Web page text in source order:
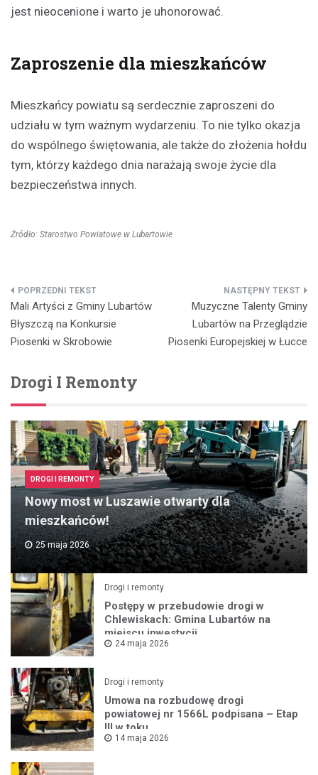
jest nieocenione i warto je uhonorować.
Zaproszenie dla mieszkańców
Mieszkańcy powiatu są serdecznie zaproszeni do
udziału w tym ważnym wydarzeniu. To nie tylko okazja
do wspólnego świętowania, ale także do złożenia hołdu
tym, którzy każdego dnia narażają swoje życie dla
bezpieczeństwa innych.
Źródło: Starostwo Powiatowe w Lubartowie
Nawigacja
wpisu
Mali Artyści z Gminy Lubartów
Błyszczą na Konkursie
Piosenki w Skrobowie
Muzyczne Talenty Gminy
Lubartów na Przeglądzie
Piosenki Europejskiej w Łucce
Drogi I Remonty
DROGI I REMONTY
Nowy most w Luszawie otwarty dla
mieszkańców!
25 maja 2026
Drogi i remonty
Postępy w przebudowie drogi w
Chlewiskach: Gmina Lubartów na
miejscu inwestycji
24 maja 2026
Drogi i remonty
Umowa na rozbudowę drogi
powiatowej nr 1566L podpisana – Etap
III w toku
14 maja 2026